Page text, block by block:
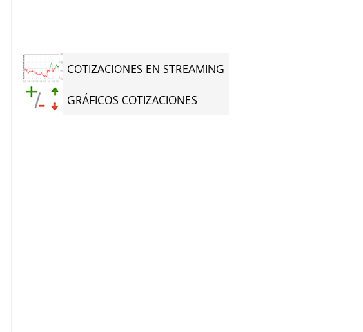
COTIZACIONES EN STREAMING
GRÁFICOS COTIZACIONES